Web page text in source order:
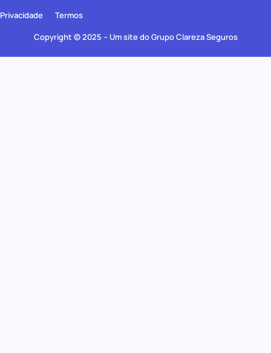
Copyright © 2025 – Um site do Grupo Clareza Seguros
Privacidade Termos